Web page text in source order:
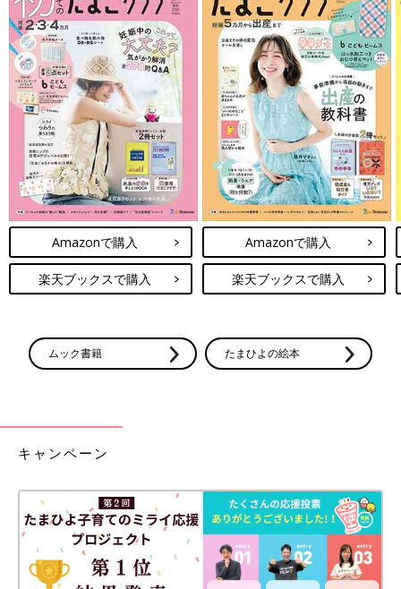
Amazonで購入
楽天ブックスで購入
Amazonで購入
楽天ブックスで購入
ムック書籍 たまひよの絵本
キャンペーン